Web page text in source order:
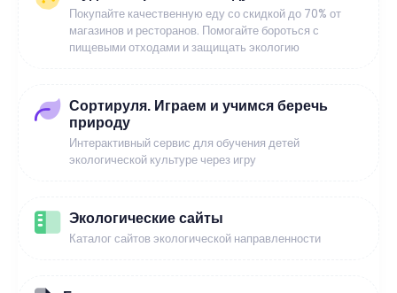
Покупайте качественную еду со скидкой до 70% от
магазинов и ресторанов. Помогайте бороться с
пищевыми отходами и защищать экологию
Сортируля. Играем и учимся беречь
природу
Интерактивный сервис для обучения детей
экологической культуре через игру
Экологические сайты
Каталог сайтов экологической направленности